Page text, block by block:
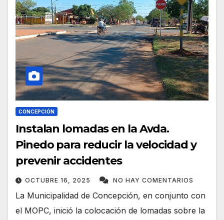
CONCEPCIÓN
Instalan lomadas en la Avda.
Pinedo para reducir la velocidad y
prevenir accidentes
OCTUBRE 16, 2025 NO HAY COMENTARIOS
La Municipalidad de Concepción, en conjunto con
el MOPC, inició la colocación de lomadas sobre la